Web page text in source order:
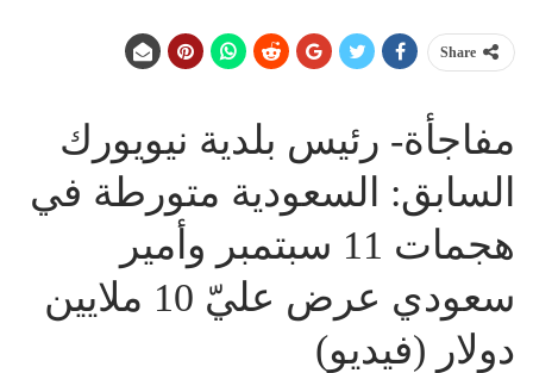
Share
مفاجأة- رئيس بلدية نيويورك
السابق: السعودية متورطة في
هجمات 11 سبتمبر وأمير
سعودي عرض عليّ 10 ملايين
دولار (فيديو)